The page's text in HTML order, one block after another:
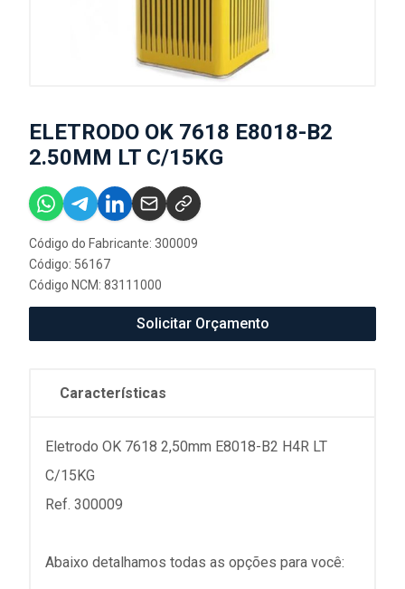
ELETRODO OK 7618 E8018-B2
2.50MM LT C/15KG
Código do Fabricante: 300009
Código: 56167
Código NCM: 83111000
Solicitar Orçamento
Características
Eletrodo OK 7618 2,50mm E8018-B2 H4R LT
C/15KG
Ref. 300009
Abaixo detalhamos todas as opções para você: